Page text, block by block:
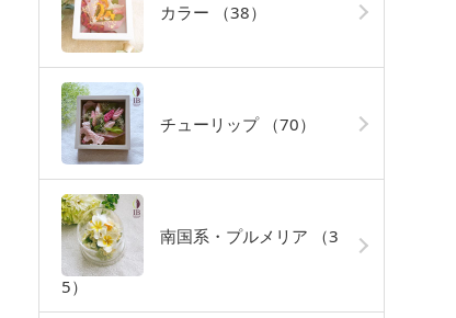
カラー （38）
チューリップ （70）
南国系・プルメリア （3
5）